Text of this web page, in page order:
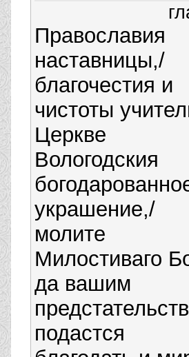
Православия
наставницы,/
благочестия и
чистоты
Церкве
Вологодския
украшение,/
молите
Милостиваго
да вашим
подастся